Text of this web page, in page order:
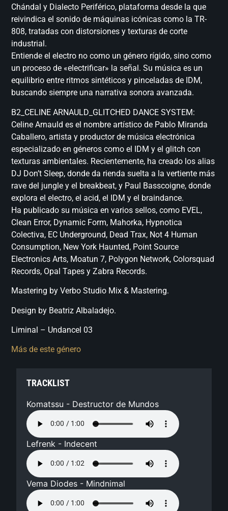
Chándal y Dialecto Periférico, plataforma desde la que
reivindica el sonido de máquinas icónicas como la TR-
808, tratadas con distorsiones y texturas de corte
industrial.
Entiende el electro no como un género rígido, sino como
un proceso de «electrificar» la señal. Su música es un
equilibrio entre ritmos sintéticos y pinceladas de IDM,
buscando siempre una narrativa sonora avanzada.
B2_CELINE ARNAULD_GLITCHED DANCE SYSTEM:
Celine Arnauld es el nombre artístico de Pablo Miranda
Caballero, artista y productor de música electrónica
especializado en géneros como el IDM y el glitch con
texturas ambientales. Recientemente, ha creado los alias
DJ Don’t Sleep, donde da rienda suelta a la vertiente más
rave del jungle y el breakbeat, y Paul Basscoigne, donde
explora el electro, el acid, el IDM y el braindance.
Ha publicado su música en varios sellos, como EVEL,
Clean Error, Dynamic Form, Mahorka, Hypnotica
Colectiva, EC Underground, Dead Trax, Not 4 Human
Consumption, New York Haunted, Point Source
Electronics Arts, Moatun 7, Polygon Network, Colorsquad
Records, Opal Tapes y Zabra Records.
Mastering by Verbo Studio Mix & Mastering.
Design by Beatriz Albaladejo.
Liminal – Undancel 03
Más de este género
TRACKLIST
Komatssu - Destructor de Mundos
Lefrenk - Indecent
Vema Diodes - Mindnimal